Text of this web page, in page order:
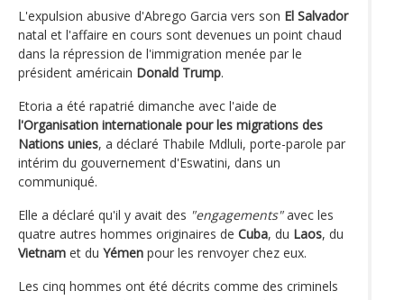
L'expulsion abusive d'Abrego Garcia vers son El Salvador
natal et l'affaire en cours sont devenues un point chaud
dans la répression de l'immigration menée par le
président américain Donald Trump.
Etoria a été rapatrié dimanche avec l'aide de
l'Organisation internationale pour les migrations des
Nations unies, a déclaré Thabile Mdluli, porte-parole par
intérim du gouvernement d'Eswatini, dans un
communiqué.
Elle a déclaré qu'il y avait des "engagements"avec les
quatre autres hommes originaires de Cuba, du Laos, du
Vietnam et du Yémen pour les renvoyer chez eux.
Les cinq hommes ont été décrits comme des criminels